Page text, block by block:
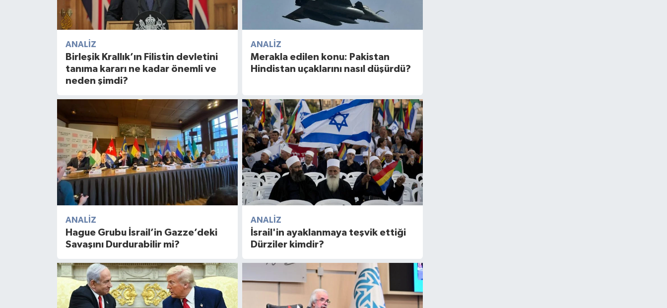
ANALIZ
Birleşik Krallık’ın Filistin devletini
tanıma kararı ne kadar önemli ve
neden şimdi?
ANALIZ
Merakla edilen konu: Pakistan
Hindistan uçaklarını nasıl düşürdü?
ANALIZ
Hague Grubu İsrail’in Gazze’deki
Savaşını Durdurabilir mi?
ANALIZ
İsrail'in ayaklanmaya teşvik ettiği
Dürziler kimdir?